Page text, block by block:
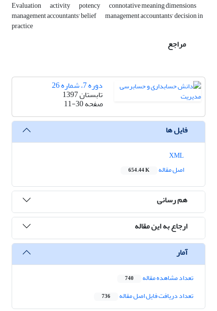
Evaluation activity potency connotative meaning dimensions
management accountants' belief management accountants' decision in
practice
مراجع
دوره 7، شماره 26
تابستان 1397
صفحه11-30
فایل ها
اصل مقاله
654.44 K
هم رسانی
ارجاع به این مقاله
آمار
تعداد مشاهده مقاله 740
تعداد دریافت فایل اصل مقاله 736